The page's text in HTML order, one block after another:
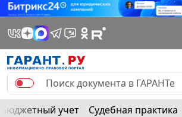
Бюджетный учет Судебная практика